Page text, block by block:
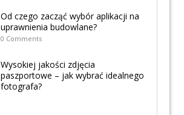
Od czego zacząć wybór aplikacji na
uprawnienia budowlane?
0 Comments
Wysokiej jakości zdjęcia
paszportowe – jak wybrać idealnego
fotografa?